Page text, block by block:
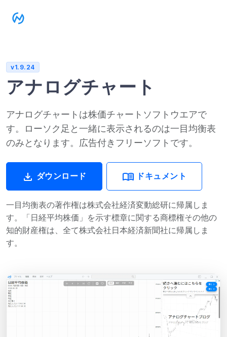
v1.9.24
アナログチャート
アナログチャートは株価チャートソフトウエアで
す。ローソク足と一緒に表示されるのは一目均衡表
のみとなります。広告付きフリーソフトです。
download ダウンロード menu_book ドキュメント
一目均衡表の著作権は株式会社経済変動総研に帰属しま
す。「日経平均株価」を示す標章に関する商標権その他の
知的財産権は、全て株式会社日本経済新聞社に帰属しま
す。